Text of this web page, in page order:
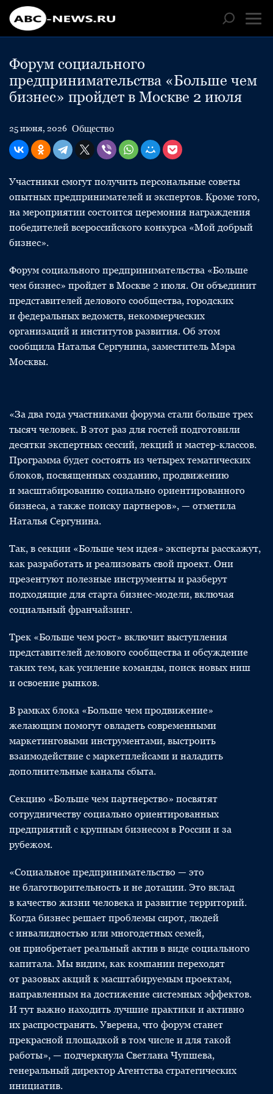
Форум социального
предпринимательства «Больше чем
бизнес» пройдет в Москве 2 июля
25 июня, 2026 Общество
Участники смогут получить персональные советы
опытных предпринимателей и экспертов. Кроме того,
на мероприятии состоится церемония награждения
победителей всероссийского конкурса «Мой добрый
бизнес».
Форум социального предпринимательства «Больше
чем бизнес» пройдет в Москве 2 июля. Он объединит
представителей делового сообщества, городских
и федеральных ведомств, некоммерческих
организаций и институтов развития. Об этом
сообщила Наталья Сергунина, заместитель Мэра
Москвы.
«За два года участниками форума стали больше трех
тысяч человек. В этот раз для гостей подготовили
десятки экспертных сессий, лекций и мастер-классов.
Программа будет состоять из четырех тематических
блоков, посвященных созданию, продвижению
и масштабированию социально ориентированного
бизнеса, а также поиску партнеров», — отметила
Наталья Сергунина.
Так, в секции «Больше чем идея» эксперты расскажут,
как разработать и реализовать свой проект. Они
презентуют полезные инструменты и разберут
подходящие для старта бизнес-модели, включая
социальный франчайзинг.
Трек «Больше чем рост» включит выступления
представителей делового сообщества и обсуждение
таких тем, как усиление команды, поиск новых ниш
и освоение рынков.
В рамках блока «Больше чем продвижение»
желающим помогут овладеть современными
маркетинговыми инструментами, выстроить
взаимодействие с маркетплейсами и наладить
дополнительные каналы сбыта.
Секцию «Больше чем партнерство» посвятят
сотрудничеству социально ориентированных
предприятий с крупным бизнесом в России и за
рубежом.
«Социальное предпринимательство — это
не благотворительность и не дотации. Это вклад
в качество жизни человека и развитие территорий.
Когда бизнес решает проблемы сирот, людей
с инвалидностью или многодетных семей,
он приобретает реальный актив в виде социального
капитала. Мы видим, как компании переходят
от разовых акций к масштабируемым проектам,
направленным на достижение системных эффектов.
И тут важно находить лучшие практики и активно
их распространять. Уверена, что форум станет
прекрасной площадкой в том числе и для такой
работы», — подчеркнула Светлана Чупшева,
генеральный директор Агентства стратегических
инициатив.